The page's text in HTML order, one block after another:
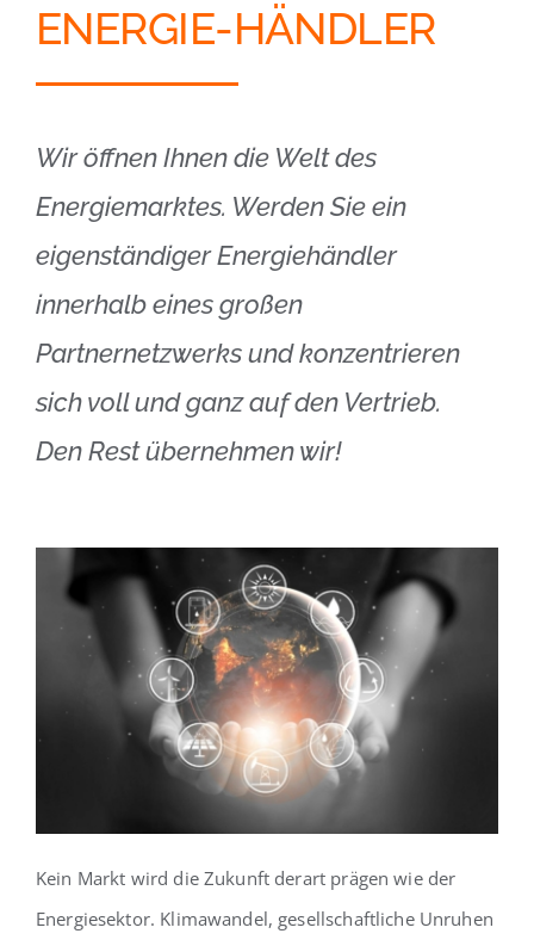
ENERGIE-HÄNDLER
Wir öffnen Ihnen die Welt des
Energiemarktes. Werden Sie ein
eigenständiger Energiehändler
innerhalb eines großen
Partnernetzwerks und konzentrieren
sich voll und ganz auf den Vertrieb.
Den Rest übernehmen wir!
Kein Markt wird die Zukunft derart prägen wie der
Energiesektor. Klimawandel, gesellschaftliche Unruhen